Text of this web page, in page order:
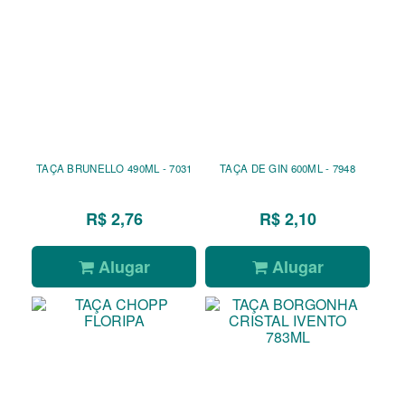
TAÇA BRUNELLO 490ML - 7031
R$ 2,76
Alugar
TAÇA DE GIN 600ML - 7948
R$ 2,10
Alugar